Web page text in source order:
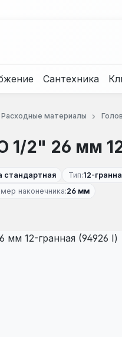
Сантехника
Расходные материалы
1/2" 26 мм
стандартная Тип:12-
наконечника:26 мм